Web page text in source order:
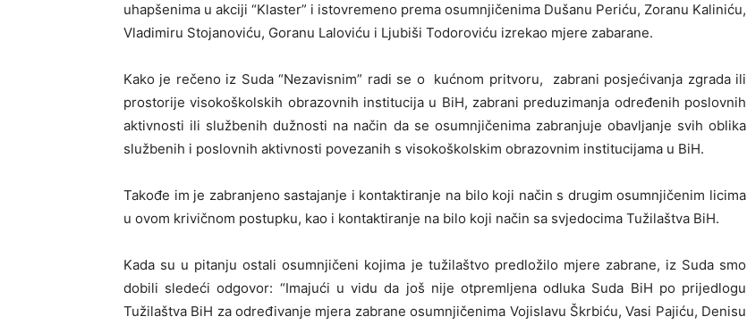
uhapšenima u akciji “Klaster” i istovremeno prema osumnjičenima Dušanu Periću, Zoranu Kaliniću,
Vladimiru Stojanoviću, Goranu Laloviću i Ljubiši Todoroviću izrekao mjere zabarane.
Kako je rečeno iz Suda “Nezavisnim” radi se o kućnom pritvoru, zabrani posjećivanja zgrada ili
prostorije visokoškolskih obrazovnih institucija u BiH, zabrani preduzimanja određenih poslovnih
aktivnosti ili službenih dužnosti na način da se osumnjičenima zabranjuje obavljanje svih oblika
službenih i poslovnih aktivnosti povezanih s visokoškolskim obrazovnim institucijama u BiH.
Takođe im je zabranjeno sastajanje i kontaktiranje na bilo koji način s drugim osumnjičenim licima
u ovom krivičnom postupku, kao i kontaktiranje na bilo koji način sa svjedocima Tužilaštva BiH.
Kada su u pitanju ostali osumnjičeni kojima je tužilaštvo predložilo mjere zabrane, iz Suda smo
dobili sledeći odgovor: “Imajući u vidu da još nije otpremljena odluka Suda BiH po prijedlogu
Tužilaštva BiH za određivanje mjera zabrane osumnjičenima Vojislavu Škrbiću, Vasi Pajiću, Denisu